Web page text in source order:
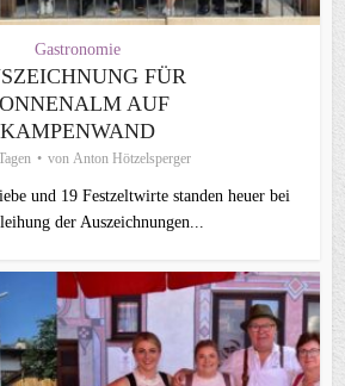
Gastronomie
FÜR
AUF
KAMPENWAND
von Anton Hötzelsperger
und 19 Festzeltwirte standen heuer bei
der Auszeichnungen...